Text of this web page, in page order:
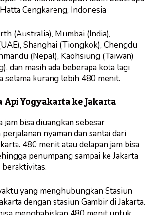
Cengkareng, Indonesia
(Australia), Mumbai (India),
Shanghai (Tiongkok), Chengdu
(Nepal), Kaohsiung (Taiwan)
dan masih ada beberapa kota lagi
selama kurang lebih 480 menit.
Api Yogyakarta ke Jakarta
bisa diuangkan sebesar
nyaman dan santai dari
480 menit atau delapan jam bisa
penumpang sampai ke Jakarta
beraktivitas.
yang menghubungkan Stasiun
dengan stasiun Gambir di Jakarta.